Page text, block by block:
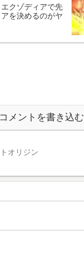
エクゾディアで先
を決めるのがヤ
コメントを書き込む
オリジン